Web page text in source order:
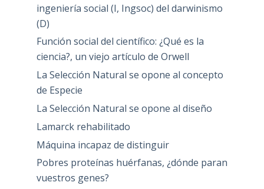
ingeniería social (I, Ingsoc) del darwinismo
(D)
Función social del científico: ¿Qué es la
ciencia?, un viejo artículo de Orwell
La Selección Natural se opone al concepto
de Especie
La Selección Natural se opone al diseño
Lamarck rehabilitado
Máquina incapaz de distinguir
Pobres proteínas huérfanas, ¿dónde paran
vuestros genes?